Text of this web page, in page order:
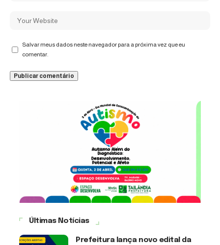
Salvar meus dados neste navegador para a próxima vez que eu
comentar.
Últimas Notícias
Prefeitura lança novo edital da